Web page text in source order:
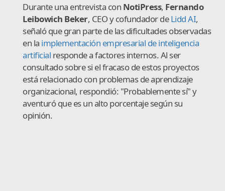
Durante una entrevista con NotiPress, Fernando
Leibowich Beker, CEO y cofundador deLidd AI,
señaló que gran parte de las dificultades observadas
en la implementación empresarial de inteligencia
artificial responde a factores internos. Al ser
consultado sobre si el fracaso de estos proyectos
está relacionado con problemas de aprendizaje
organizacional, respondió: "Probablemente sí" y
aventuró que es un alto porcentaje según su
opinión.